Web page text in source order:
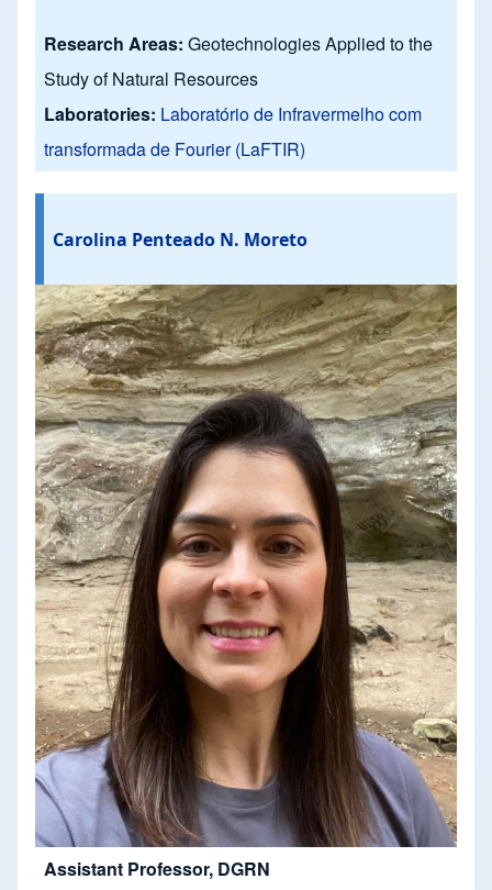
Research Areas: Geotechnologies Applied to the
Study of Natural Resources
Laboratories: Laboratório de Infravermelho com
transformada de Fourier (LaFTIR)
Carolina Penteado N. Moreto
Assistant Professor, DGRN